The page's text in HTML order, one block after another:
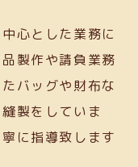
心とした業務に
製作や請負業務
バッグや財布な
製をしていま
に指導致します